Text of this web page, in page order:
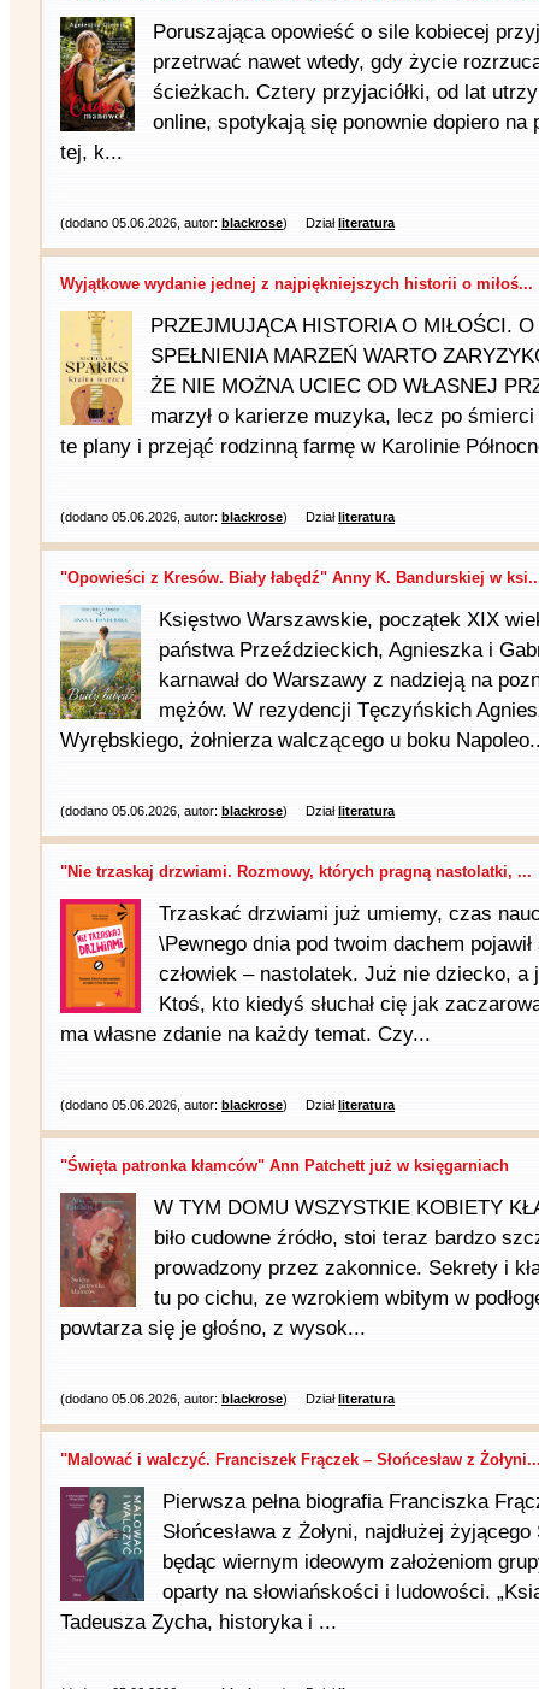
Poruszająca opowieść o sile kobiecej
przetrwać nawet wtedy, gdy życie
ścieżkach. Cztery przyjaciółki, od lat
online, spotykają się ponownie dopiero na
tej, k...
(dodano 05.06.2026, autor: blackrose) Działliteratura
Wyjątkowe wydanie jednej z najpiękniejszych historii o miłoś...
PRZEJMUJĄCA HISTORIA O MIŁOŚCI.
SPEŁNIENIA MARZEŃ WARTO
ŻE NIE MOŻNA UCIEC OD WŁASNEJ
marzył o karierze muzyka, lecz po
te plany i przejąć rodzinną farmę w Karolinie
(dodano 05.06.2026, autor: blackrose) Działliteratura
"Opowieści z Kresów. Biały łabędź" Anny K. Bandurskiej w
Księstwo Warszawskie, początek XIX
państwa Przeździeckich, Agnieszka i
karnawał do Warszawy z nadzieją na
mężów. W rezydencji Tęczyńskich
Wyrębskiego, żołnierza walczącego u boku
(dodano 05.06.2026, autor: blackrose) Działliteratura
"Nie trzaskaj drzwiami. Rozmowy, których pragną nastolatki, ...
Trzaskać drzwiami już umiemy, czas
\Pewnego dnia pod twoim dachem
człowiek – nastolatek. Już nie dziecko, a
Ktoś, kto kiedyś słuchał cię jak
ma własne zdanie na każdy temat. Czy...
(dodano 05.06.2026, autor: blackrose) Działliteratura
"Święta patronka kłamców" Ann Patchett już w księgarniach
W TYM DOMU WSZYSTKIE KOBIETY
biło cudowne źródło, stoi teraz bardzo
prowadzony przez zakonnice. Sekrety i
tu po cichu, ze wzrokiem wbitym w
powtarza się je głośno, z wysok...
(dodano 05.06.2026, autor: blackrose) Działliteratura
"Malować i walczyć. Franciszek Frączek – Słońcesław z
Pierwsza pełna biografia Franciszka
Słońcesława z Żołyni, najdłużej
będąc wiernym ideowym założeniom
oparty na słowiańskości i ludowości.
Tadeusza Zycha, historyka i ...